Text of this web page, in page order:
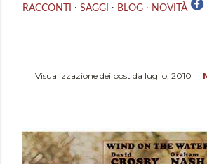
RACCONTI · SAGGI · BLOG · NOVITÀ
t
Visualizzazione dei post da luglio, 2010